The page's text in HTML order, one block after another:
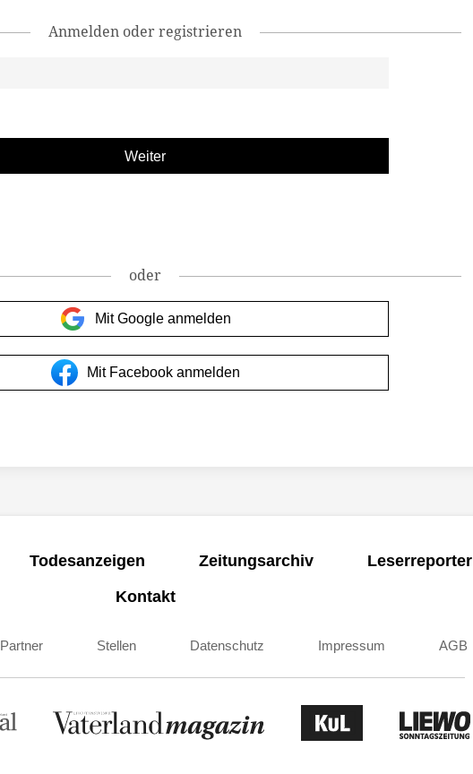
Anmelden oder registrieren
oder
Mit Google anmelden
Mit Facebook anmelden
Todesanzeigen Zeitungsarchiv Leserreporter
Kontakt
Partner Stellen Datenschutz Impressum AGB